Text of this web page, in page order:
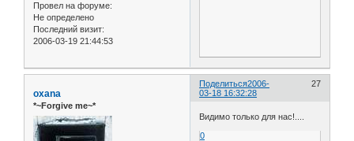
Провел на форуме:
Не определено
Последний визит:
2006-03-19 21:44:53
Поделиться 27
2006-
03-18 16:32:28
oxana
*~Forgive me~*
Видимо только для нас!....
0